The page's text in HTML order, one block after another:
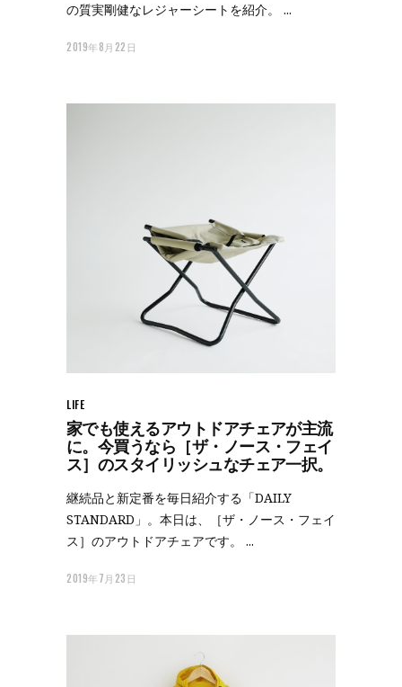
の質実剛健なレジャーシートを紹介。
2019年8月22日
LIFE
家でも使えるアウトドアチェアが主流
に。今買うなら［ザ・ノース・フェイ
ス］のスタイリッシュなチェア一択。
継続品と新定番を毎日紹介する「DAILY
STANDARD」。本日は、［ザ・ノース・フェイ
ス］のアウトドアチェアです。
2019年7月23日